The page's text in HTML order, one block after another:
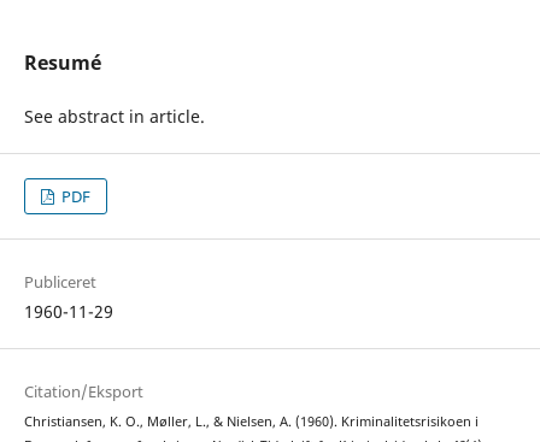
Resumé
See abstract in article.
PDF
Publiceret
1960-11-29
Citation/Eksport
Christiansen, K. O., Møller, L., & Nielsen, A. (1960). Kriminalitetsrisikoen i